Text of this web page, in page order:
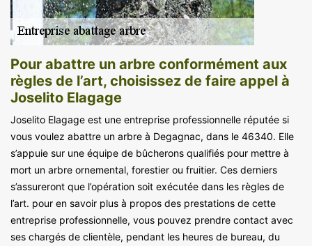
Pour abattre un arbre conformément aux
règles de l’art, choisissez de faire appel à
Joselito Elagage
Joselito Elagage est une entreprise professionnelle réputée si
vous voulez abattre un arbre à Degagnac, dans le 46340. Elle
s’appuie sur une équipe de bûcherons qualifiés pour mettre à
mort un arbre ornemental, forestier ou fruitier. Ces derniers
s’assureront que l’opération soit exécutée dans les règles de
l’art. pour en savoir plus à propos des prestations de cette
entreprise professionnelle, vous pouvez prendre contact avec
ses chargés de clientèle, pendant les heures de bureau, du